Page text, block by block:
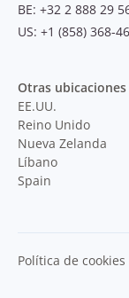
BE: +32 2 888 29
US: +1 (858) 368-
Otras ubicaciones
EE.UU.
Reino Unido
Nueva Zelanda
Líbano
Spain
Política de cookies